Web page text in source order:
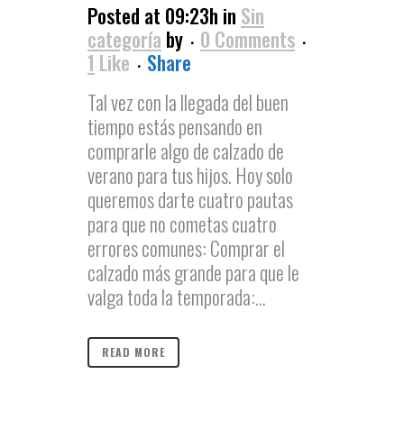
Posted at 09:23h in Sin
categoría by
0 Comments
1 Like
Share
Tal vez con la llegada del buen
tiempo estás pensando en
comprarle algo de calzado de
verano para tus hijos. Hoy solo
queremos darte cuatro pautas
para que no cometas cuatro
errores comunes: Comprar el
calzado más grande para que le
valga toda la temporada:...
READ MORE